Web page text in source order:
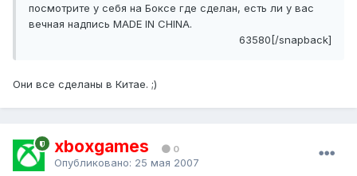
посмотрите у себя на Боксе где сделан, есть ли у вас
вечная надпись MADE IN CHINA.
63580[/snapback]
Они все сделаны в Китае. ;)
xboxgames 0
Опубликовано: 25 мая 2007